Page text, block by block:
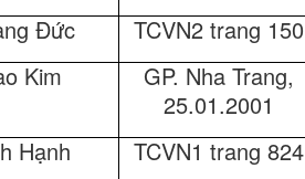
Đức
TCVN2 trang 150
Kim
GP. Nha Trang,
25.01.2001
Hạnh
TCVN1 trang 824